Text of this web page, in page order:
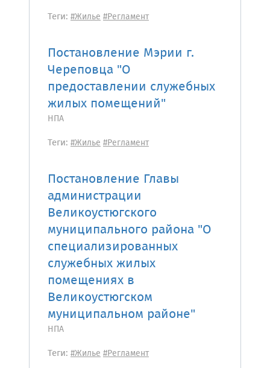
Теги: #Жилье#Регламент
Постановление Мэрии г.
Череповца "О
предоставлении служебных
жилых помещений"
НПА
Теги: #Жилье#Регламент
Постановление Главы
администрации
Великоустюгского
муниципального района "О
специализированных
служебных жилых
помещениях в
Великоустюгском
муниципальном районе"
НПА
Теги: #Жилье#Регламент